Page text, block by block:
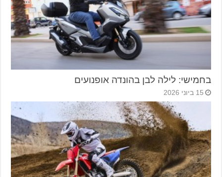
בחמישי: לילה לבן בהונדה אופנועים
15 ביוני 2026